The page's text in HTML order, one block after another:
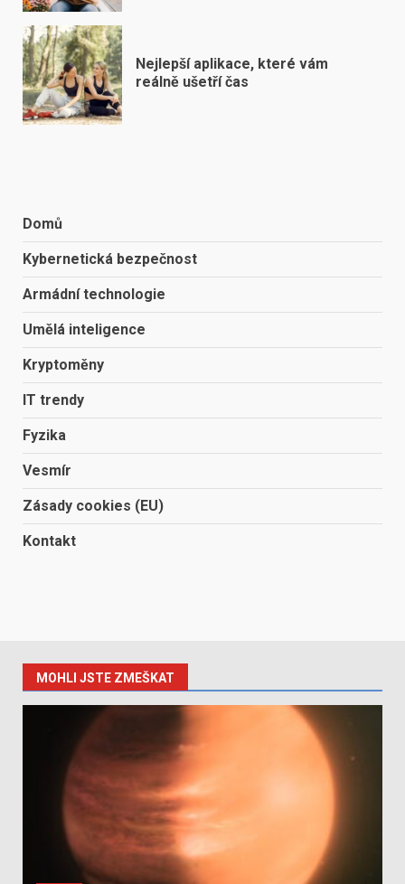
Nejlepší aplikace, které vám
reálně ušetří čas
Domů
Kybernetická bezpečnost
Armádní technologie
Umělá inteligence
Kryptoměny
IT trendy
Fyzika
Vesmír
Zásady cookies (EU)
Kontakt
MOHLI JSTE ZMEŠKAT